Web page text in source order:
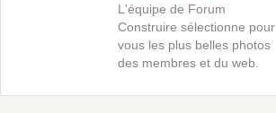
L'équipe de Forum
Construire sélectionne pour
vous les plus belles photos
des membres et du web.